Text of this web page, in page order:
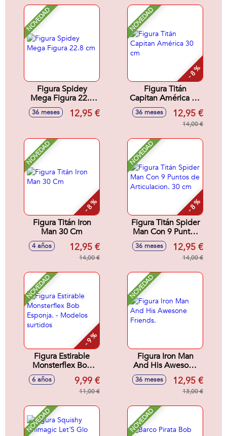
NOVEDAD
Figura Spidey
Mega Figura 22.8
cm
36 meses 12,95 €
NOVEDAD
- 8 %
Figura Titán
Capitan América 30
cm
36 meses 12,95 €
14,00 €
NOVEDAD
- 8 %
Figura Titán Iron
Man 30 Cm
4 años 12,95 €
14,00 €
NOVEDAD
- 8 %
Figura Titán Spider
Man Con 9 Puntos
de Articulacion. 30
cm
36 meses 12,95 €
14,00 €
NOVEDAD
- 9 %
Figura Estirable
Monsterflex Bob
Esponja. - Modelos
surtidos
6 años 9,99 €
11,00 €
NOVEDAD
Figura Iron Man
And His Awesone
Friends.
36 meses 12,95 €
13,00 €
NOVEDAD NOVEDAD